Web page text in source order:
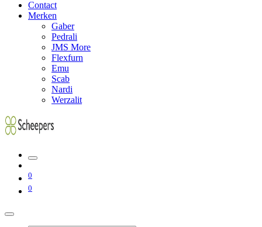
Contact
Merken
Gaber
Pedrali
JMS More
Flexfurn
Emu
Scab
Nardi
Werzalit
0
0